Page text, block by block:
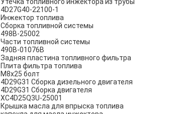
4D27G40-22100-1
Инжектор топлива
Сборка топливной системы
498B-25002
Части топливной системы
490B-01076B
Задняя пластина топливного фильтра
Плита фильтра топлива
M8x25 болт
4D29G31 Сборка дизельного двигателя
4D29G31 Сборка двигателя
XC4D25Q3U-25001
Крышка масла для впрыска топлива